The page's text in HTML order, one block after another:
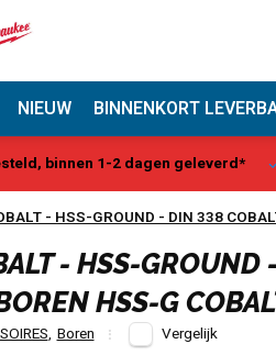
NIEUW BINNENKORT
binnen 1-2 dagen geleverd*
- HSS-GROUND - DIN 338
- HSS-GROUND
HSS-G
, Boren Vergelijk